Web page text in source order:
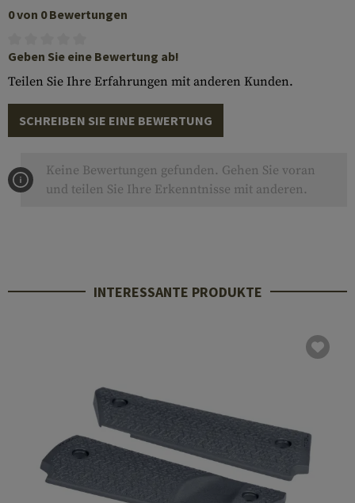
0 von 0 Bewertungen
Geben Sie eine Bewertung ab!
Teilen Sie Ihre Erfahrungen mit anderen Kunden.
SCHREIBEN SIE EINE BEWERTUNG
Keine Bewertungen gefunden. Gehen Sie voran
und teilen Sie Ihre Erkenntnisse mit anderen.
INTERESSANTE PRODUKTE